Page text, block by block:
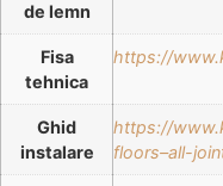
de lemn
Fisa
tehnica
https://
Ghid
instalare
https://
floors–all-